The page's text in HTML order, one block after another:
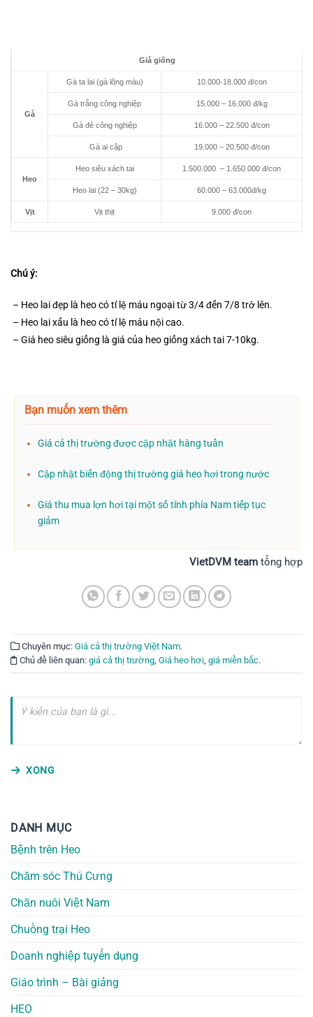
Giá giống
Gà
Gà ta lai (gà lông màu) 10.000-18.000 đ/con
Gà trắng công nghiệp 15.000 – 16.000 đ/kg
Gà đẻ công nghiệp 16.000 – 22.500 đ/con
Gà ai cập 19.000 – 20.500 đ/con
Heo
Heo siêu xách tai 1.500.000 – 1.650.000 đ/con
Heo lai (22 – 30kg) 60.000 – 63.000đ/kg
Vịt Vịt thịt 9.000 đ/con
Chú ý:
– Heo lai đẹp là heo có tỉ lệ máu ngoại từ 3/4 đến 7/8 trở lên.
– Heo lai xấu là heo có tỉ lệ máu nội cao.
– Giá heo siêu giống là giá của heo giống xách tai 7-10kg.
Bạn muốn xem thêm
Giá cả thị trường được cập nhật hàng tuần
Cập nhật biến động thị trường giá heo hơi trong nước
Giá thu mua lợn hơi tại một số tỉnh phía Nam tiếp tục
giảm
VietDVM team tổng hợp
Chuyên mục: Giá cả thị trường Việt Nam.
Chủ đề liên quan: giá cả thị trường Giá heo hơi giá miền bắc.
XONG
DANH MỤC
Bệnh trên Heo
Chăm sóc Thú Cưng
Chăn nuôi Việt Nam
Chuồng trại Heo
Doanh nghiệp tuyển dụng
Giáo trình – Bài giảng
HEO